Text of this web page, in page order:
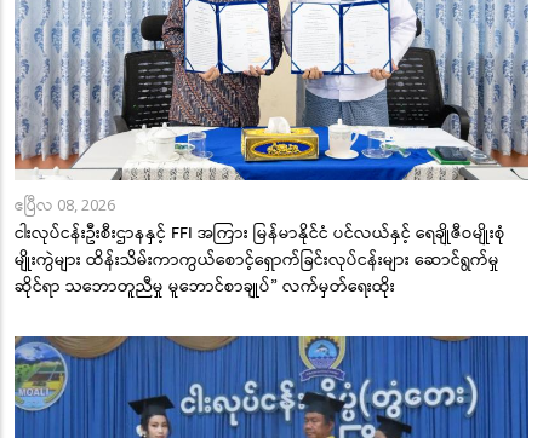
ဧပြီလ 08, 2026
ငါးလုပ်ငန်းဦးစီးဌာနနှင့် FFI အကြား မြန်မာနိုင်ငံ ပင်လယ်နှင့် ရေချိုဇီဝမျိုးစုံ
မျိုးကွဲများ ထိန်းသိမ်းကာကွယ်စောင့်ရှောက်ခြင်းလုပ်ငန်းများ ဆောင်ရွက်မှု
ဆိုင်ရာ သဘောတူညီမှု မူဘောင်စာချုပ်” လက်မှတ်ရေးထိုး